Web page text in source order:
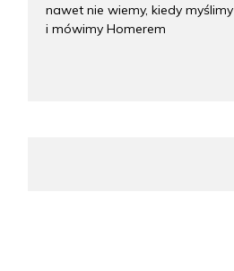
nawet nie wiemy, kiedy myślimy
i mówimy Homerem